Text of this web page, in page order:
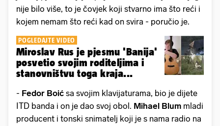
nije bilo više, to je čovjek koji stvarno ima što reći i
kojem nemam što reći kad on svira - poručio je.
POGLEDAJTE VIDEO
Miroslav Rus je pjesmu 'Banija'
posvetio svojim roditeljima i
stanovništvu toga kraja...
- Fedor Boić sa svojim klavijaturama, bio je dijete
ITD banda i on je dao svoj obol. Mihael Blum mladi
producent i tonski snimatelj koji je s nama radio na